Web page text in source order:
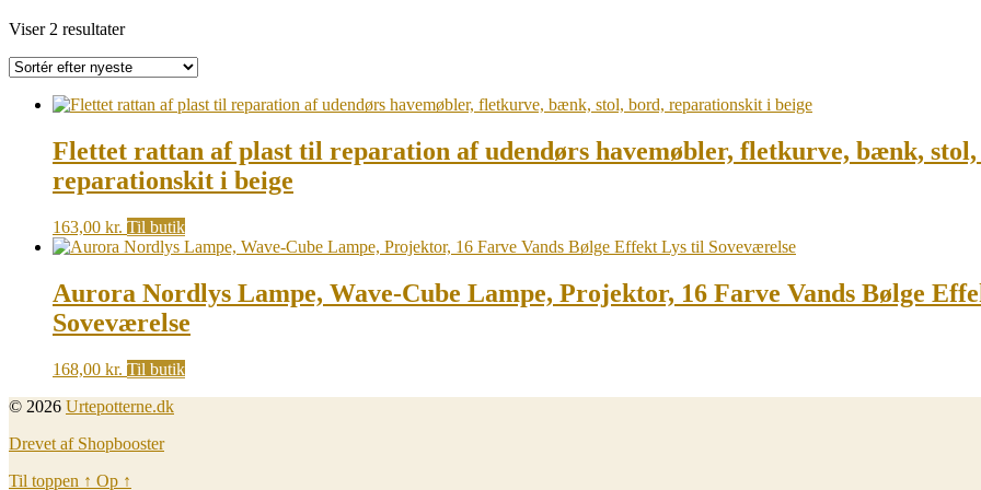
Viser 2 resultaterSorted
latest
Flettet rattan af plast til reparation af udendørs havemøbler, fletkurve, bænk,
reparationskit i beige
163,00 kr. Til butik
Aurora Nordlys Lampe, Wave-Cube Lampe, Projektor, 16 Farve Vands Bølge
Soveværelse
168,00 kr. Til butik
© 2026 Urtepotterne.dk
Drevet af Shopbooster
Til toppen ↑ Op ↑